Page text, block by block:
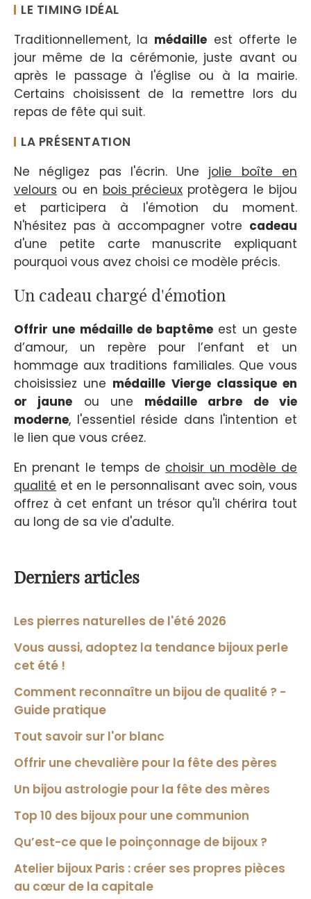
LE TIMING IDÉAL
Traditionnellement, la médaille est offerte le
jour même de la cérémonie, juste avant ou
après le passage à l'église ou à la mairie.
Certains choisissent de la remettre lors du
repas de fête qui suit.
LA PRÉSENTATION
Ne négligez pas l'écrin. Une jolie boîte en
velours ou en bois précieux protègera le bijou
et participera à l'émotion du moment.
N'hésitez pas à accompagner votre cadeau
d'une petite carte manuscrite expliquant
pourquoi vous avez choisi ce modèle précis.
Un cadeau chargé d'émotion
Offrir une médaille de baptême est un geste
d’amour, un repère pour l’enfant et un
hommage aux traditions familiales. Que vous
choisissiez une médaille Vierge classique en
or jaune ou une médaille arbre de vie
moderne, l'essentiel réside dans l'intention et
le lien que vous créez.
En prenant le temps de choisir un modèle de
qualité et en le personnalisant avec soin, vous
offrez à cet enfant un trésor qu'il chérira tout
au long de sa vie d'adulte.
Derniers articles
Les pierres naturelles de l'été 2026
Vous aussi, adoptez la tendance bijoux perle
cet été !
Comment reconnaître un bijou de qualité ? -
Guide pratique
Tout savoir sur l'or blanc
Offrir une chevalière pour la fête des pères
Un bijou astrologie pour la fête des mères
Top 10 des bijoux pour une communion
Qu’est-ce que le poinçonnage de bijoux ?
Atelier bijoux Paris : créer ses propres pièces
au cœur de la capitale